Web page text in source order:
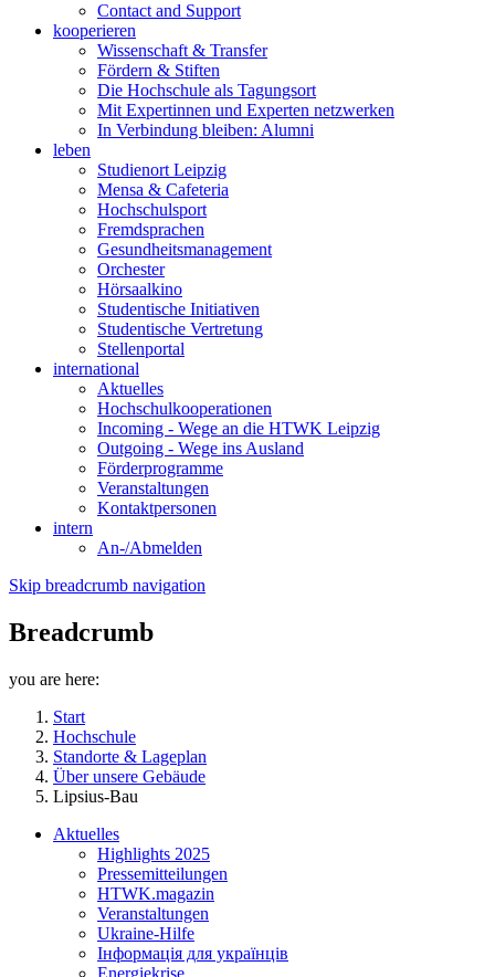
Contact and Support
kooperieren
Wissenschaft & Transfer
Fördern & Stiften
Die Hochschule als Tagungsort
Mit Expertinnen und Experten netzwerken
In Verbindung bleiben: Alumni
leben
Studienort Leipzig
Mensa & Cafeteria
Hochschulsport
Fremdsprachen
Gesundheitsmanagement
Orchester
Hörsaalkino
Studentische Initiativen
Studentische Vertretung
Stellenportal
international
Aktuelles
Hochschulkooperationen
Incoming - Wege an die HTWK Leipzig
Outgoing - Wege ins Ausland
Förderprogramme
Veranstaltungen
Kontaktpersonen
intern
An-/Abmelden
Skip breadcrumb navigation
Breadcrumb
you are here:
Start
Hochschule
Standorte & Lageplan
Über unsere Gebäude
Lipsius-Bau
Aktuelles
Highlights 2025
Pressemitteilungen
HTWK.magazin
Veranstaltungen
Ukraine-Hilfe
Інформація для українців